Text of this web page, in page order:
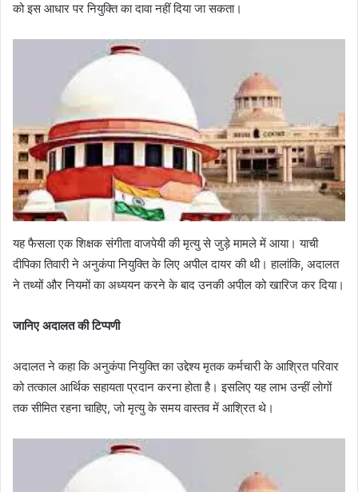
को इस आधार पर नियुक्ति का दावा नहीं दिया जा सकता।
यह फैसला एक शिक्षक संगीता वाजपेयी की मृत्यु से जुड़े मामले में आया। याची
दीपिका तिवारी ने अनुकंपा नियुक्ति के लिए अपील दायर की थी। हालांकि, अदालत
ने तथ्यों और नियमों का अध्ययन करने के बाद उनकी अपील को खारिज कर दिया।
जानिए अदालत की टिप्पणी
अदालत ने कहा कि अनुकंपा नियुक्ति का उद्देश्य मृतक कर्मचारी के आश्रित परिवार
को तत्काल आर्थिक सहायता प्रदान करना होता है। इसलिए यह लाभ उन्हीं लोगों
तक सीमित रहना चाहिए, जो मृत्यु के समय वास्तव में आश्रित थे।